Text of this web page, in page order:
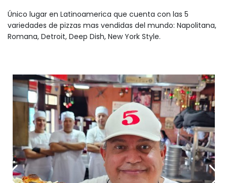
Único lugar en Latinoamerica que cuenta con las 5
variedades de pizzas mas vendidas del mundo: Napolitana,
Romana, Detroit, Deep Dish, New York Style.